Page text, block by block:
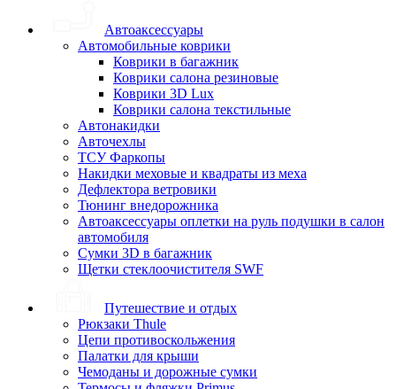
Автоаксессуары
Автомобильные коврики
Коврики в багажник
Коврики салона резиновые
Коврики 3D Lux
Коврики салона текстильные
Автонакидки
Авточехлы
ТСУ Фаркопы
Накидки меховые и квадраты из меха
Дефлектора ветровики
Тюнинг внедорожника
Автоаксессуары оплетки на руль подушки в салон
автомобиля
Сумки 3D в багажник
Щетки стеклоочистителя SWF
Путешествие и отдых
Рюкзаки Thule
Цепи противоскольжения
Палатки для крыши
Чемоданы и дорожные сумки